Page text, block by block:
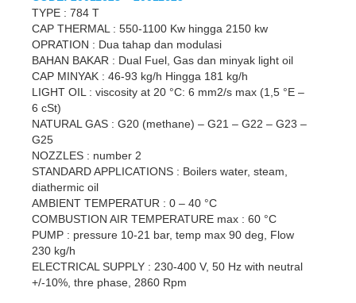
TYPE : 784 T
CAP THERMAL : 550-1100 Kw hingga 2150 kw
OPRATION : Dua tahap dan modulasi
BAHAN BAKAR : Dual Fuel, Gas dan minyak light oil
CAP MINYAK : 46-93 kg/h Hingga 181 kg/h
LIGHT OIL : viscosity at 20 °C: 6 mm2/s max (1,5 °E –
6 cSt)
NATURAL GAS : G20 (methane) – G21 – G22 – G23 –
G25
NOZZLES : number 2
STANDARD APPLICATIONS : Boilers water, steam,
diathermic oil
AMBIENT TEMPERATUR : 0 – 40 °C
COMBUSTION AIR TEMPERATURE max : 60 °C
PUMP : pressure 10-21 bar, temp max 90 deg, Flow
230 kg/h
ELECTRICAL SUPPLY : 230-400 V, 50 Hz with neutral
+/-10%, thre phase, 2860 Rpm